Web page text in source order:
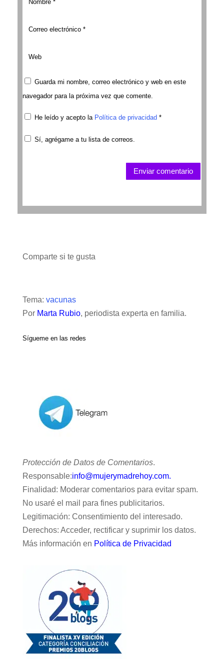
Guarda mi nombre, correo electrónico y web en este
navegador para la próxima vez que comente.
He leído y acepto la Política de privacidad *
Sí, agrégame a tu lista de correos.
Enviar comentario
Comparte si te gusta
Tema: vacunas
Por Marta Rubio, periodista experta en familia.
Sígueme en las redes
Protección de Datos de Comentarios.
Responsable:info@mujerymadrehoy.com.
Finalidad: Moderar comentarios para evitar spam.
No usaré el mail para fines publicitarios.
Legitimación: Consentimiento del interesado.
Derechos: Acceder, rectificar y suprimir los datos.
Más información en Política de Privacidad